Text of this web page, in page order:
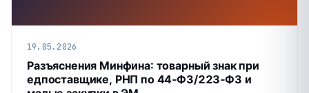
19.05.2026
Разъяснения Минфина: товарный знак при
едпоставщике, РНП по 44‑ФЗ/223‑ФЗ и